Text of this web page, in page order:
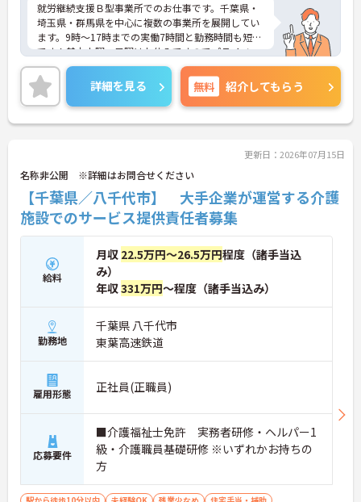
就労継続支援Ｂ型事業所でのお仕事です。千葉県・
埼玉県・群馬県を中心に複数の事業所を展開してい
ます。9時～17時までの実働7時間と勤務時間も短め
です！基本土曜・日曜はお休みですのでプライベー
トとのメリハリのある働き方が可能です。代表者や
エリアマネージャーがしっかりとサポートしますの
で、未経験でも安心して働けます。昇給・賞与制度
があり、頑張りがきちんと評価される職場です。ご
興味のある方には、面接対策ポイントなど、さらに
詳細を見る 無料 紹介してもらう
更新日：2026年07月15日
名称非公開 ※詳細はお問合せください
【千葉県／八千代市】 大手企業が運営する介護
施設でのサービス提供責任者募集
給料
月収 22.5万円～26.5万円程度（諸手当込
み）
年収331万円～程度（諸手当込み）
勤務地
千葉県 八千代市
東葉高速鉄道
雇用形態 正社員(正職員)
応募要件
■介護福祉士免許 実務者研修・ヘルパー1
級・介護職員基礎研修 ※いずれかお持ちの
方